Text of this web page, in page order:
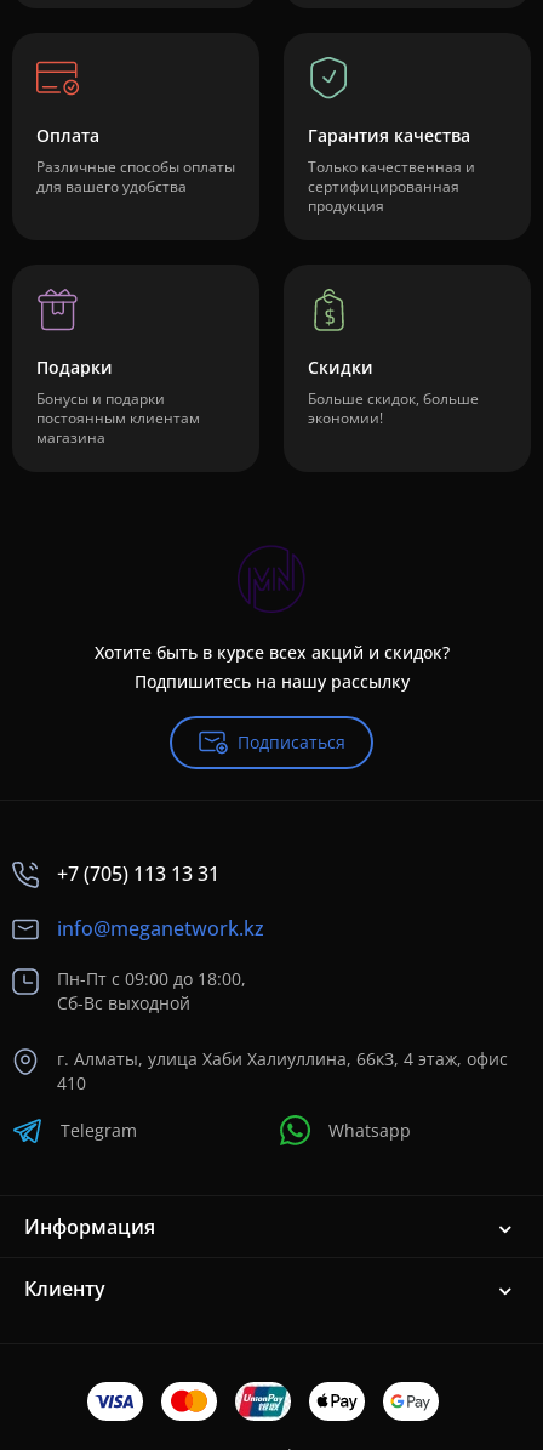
Оплата
Различные способы оплаты
для вашего удобства
Гарантия качества
Только качественная и
сертифицированная
продукция
Подарки
Бонусы и подарки
постоянным клиентам
магазина
Скидки
Больше скидок, больше
экономии!
Хотите быть в курсе всех акций и скидок?
Подпишитесь на нашу рассылку
Подписаться
+7 (705) 113 13 31
info@meganetwork.kz
Пн-Пт с 09:00 до 18:00,
Сб-Вс выходной
г. Алматы, улица Хаби Халиуллина, 66кЗ, 4 этаж, офис
410
Telegram Whatsapp
Информация
Клиенту